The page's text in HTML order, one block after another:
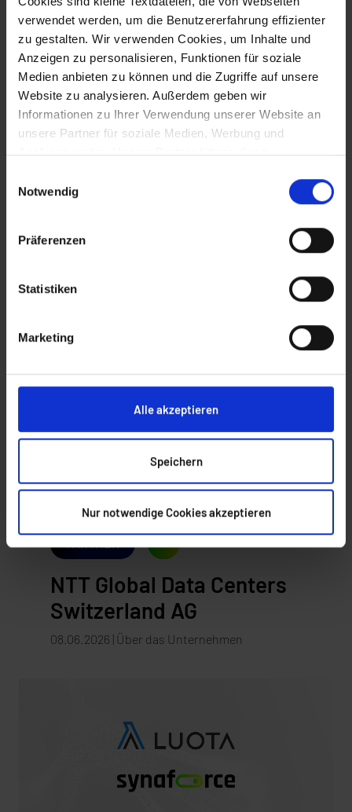
verwendet werden, um die Benutzererfahrung effizienter
zu gestalten. Wir verwenden Cookies, um Inhalte und
Anzeigen zu personalisieren, Funktionen für soziale
Medien anbieten zu können und die Zugriffe auf unsere
Website zu analysieren. Außerdem geben wir
Informationen zu Ihrer Verwendung unserer Website an
unsere Partner für soziale Medien, Werbung und
Analysen weiter. Unsere Partner führen diese
zusammen, die Sie ihnen bereitgestellt haben oder die
sie im Rahmen Ihrer Nutzung der Dienste gesammelt
haben. Sofern Sie Ihre Einwilligung nicht erteilen, kann
die Funktion unserer Website möglicherweise
Notwendig
Präferenzen
Statistiken
Marketing
Alle akzeptieren
Speichern
Nur notwendige Cookies akzeptieren
TREUHAND|SUISSE
08.06.2026 | Über das Unternehmen
PARTNER
sipcall (Backbone
08.06.2026 | Über das Unternehmen
PARTNER
NTT Global Data Centers
Switzerland AG
08.06.2026 | Über das Unternehmen